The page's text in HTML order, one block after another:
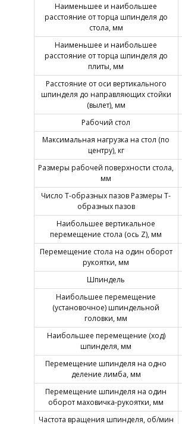
Наименьшее и наибольшее
расстояние от торца шпинделя до
стола, мм
Наименьшее и наибольшее
расстояние от торца шпинделя до
плиты, мм
Расстояние от оси вертикального
шпинделя до направляющих стойки
(вылет), мм
Рабочий стол
Максимальная нагрузка на стол (по
центру), кг
Размеры рабочей поверхности стола,
мм
Число Т-образных пазов Размеры Т-
образных пазов
Наибольшее вертикальное
перемещение стола (ось Z), мм
Перемещение стола на один оборот
рукоятки, мм
Шпиндель
Наибольшее перемещение
(установочное) шпиндельной
головки, мм
Наибольшее перемещение (ход)
шпинделя, мм
Перемещение шпинделя на одно
деление лимба, мм
Перемещение шпинделя на один
оборот маховичка-рукоятки, мм
Частота вращения шпинделя, об/мин